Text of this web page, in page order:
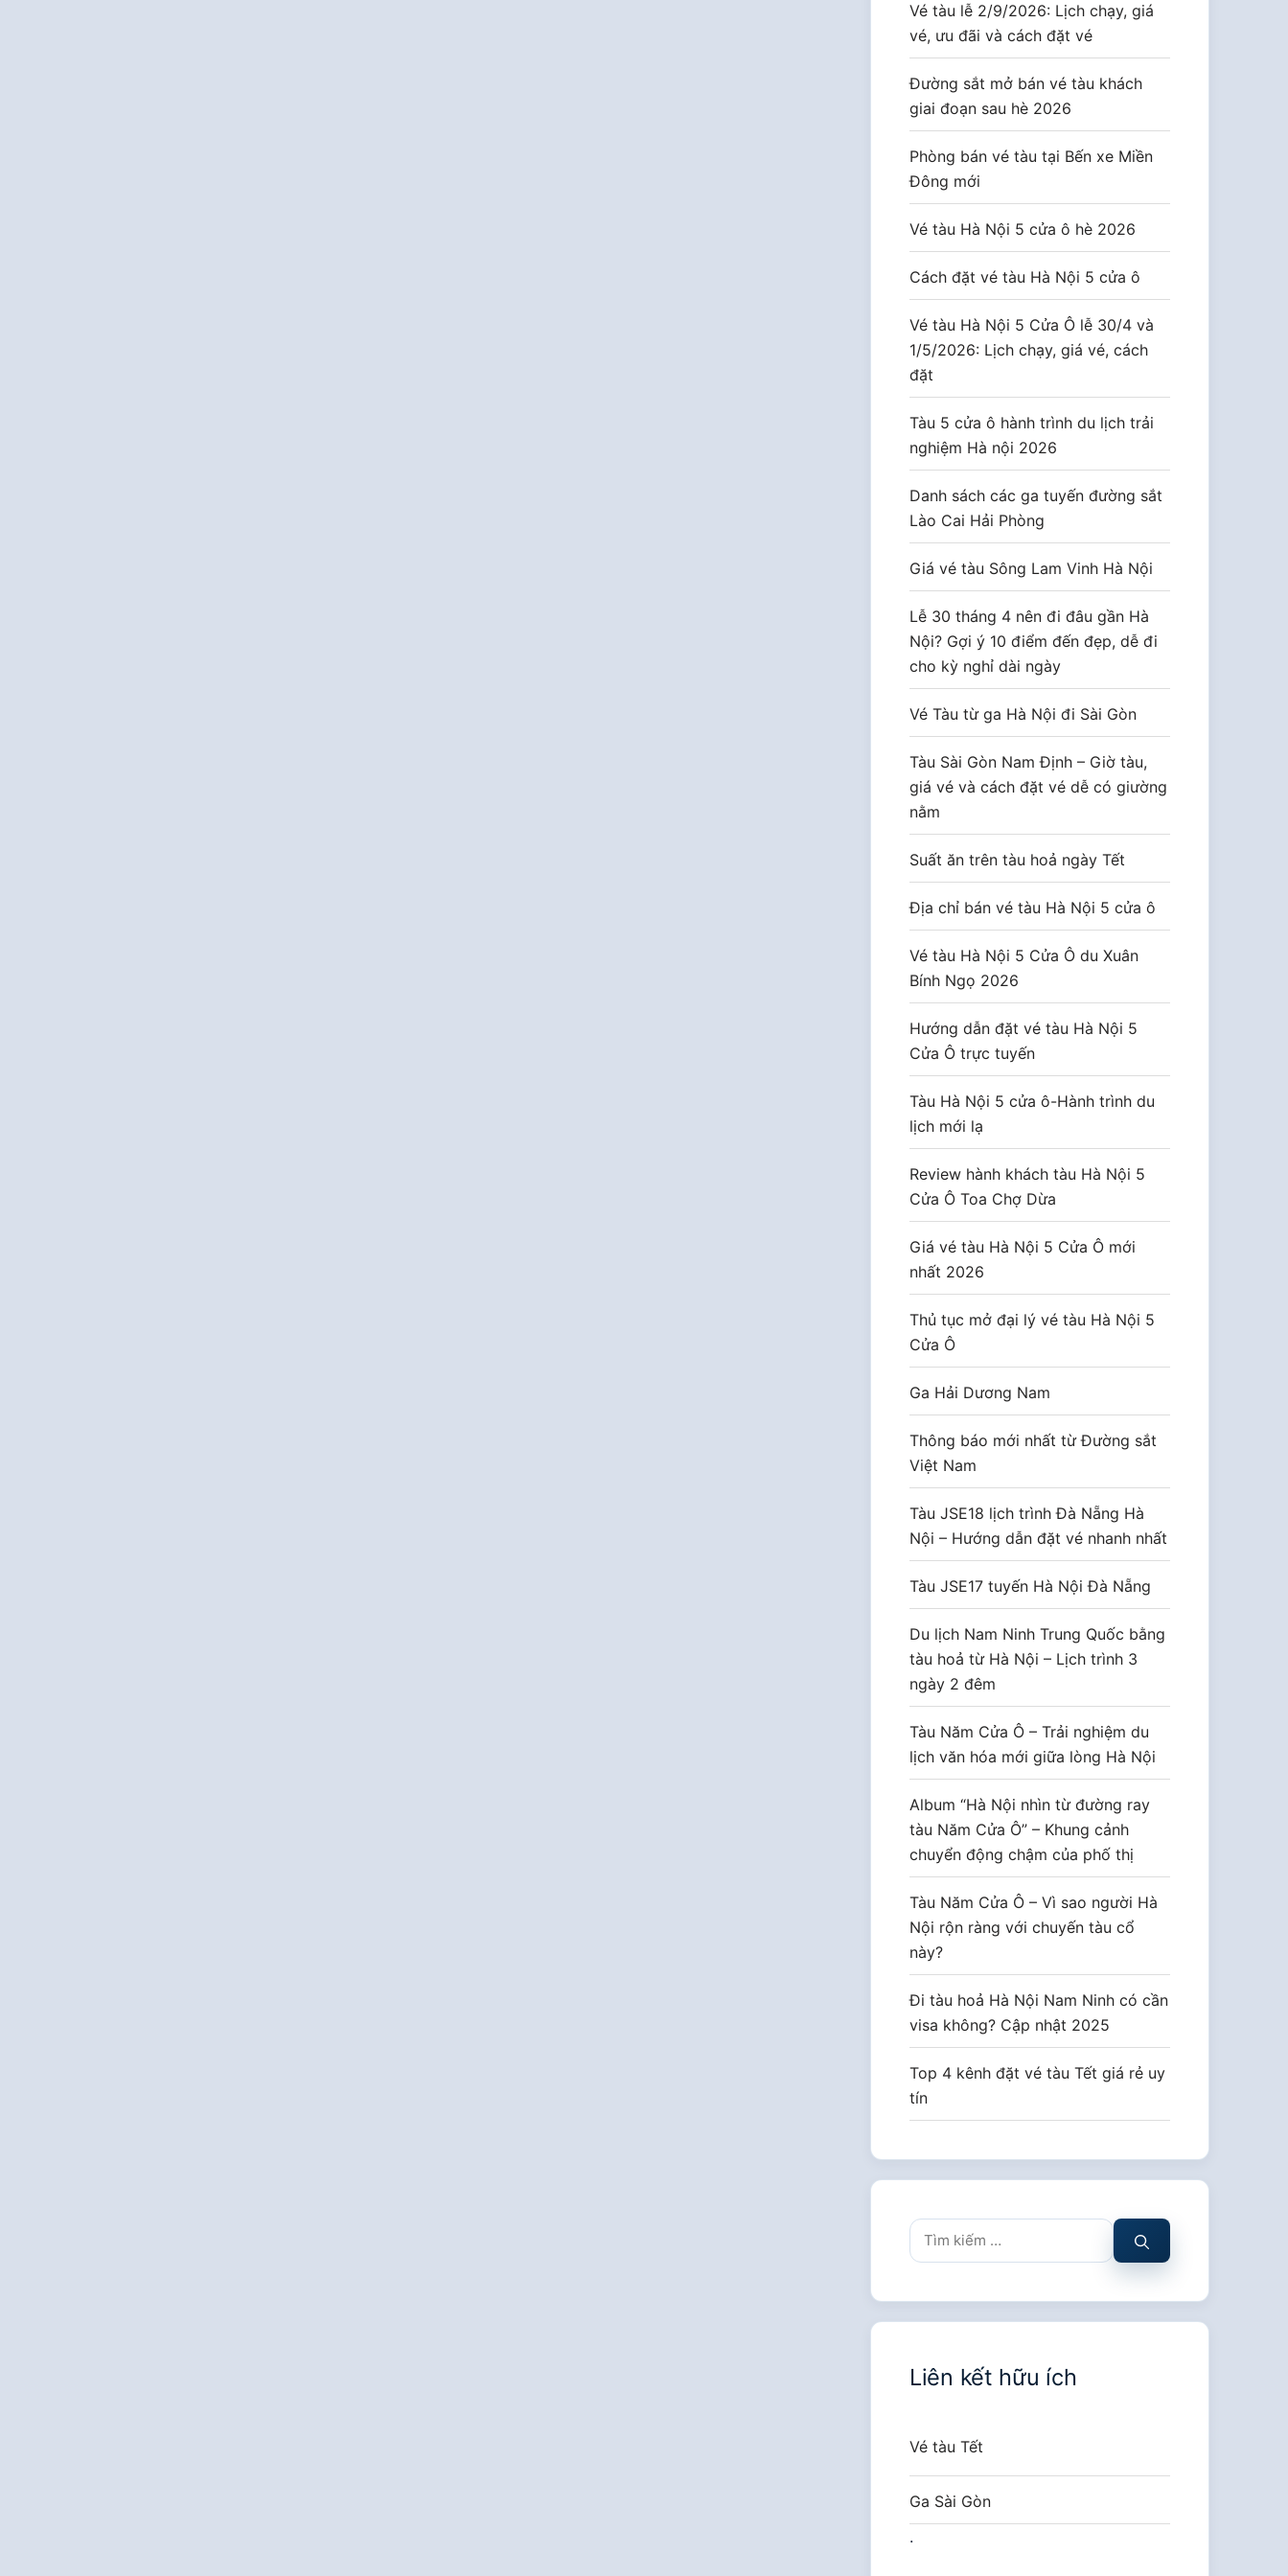
Vé tàu lễ 2/9/2026: Lịch chạy, giá
vé, ưu đãi và cách đặt vé
Đường sắt mở bán vé tàu khách
giai đoạn sau hè 2026
Phòng bán vé tàu tại Bến xe Miền
Đông mới
Vé tàu Hà Nội 5 cửa ô hè 2026
Cách đặt vé tàu Hà Nội 5 cửa ô
Vé tàu Hà Nội 5 Cửa Ô lễ 30/4 và
1/5/2026: Lịch chạy, giá vé, cách
đặt
Tàu 5 cửa ô hành trình du lịch trải
nghiệm Hà nội 2026
Danh sách các ga tuyến đường sắt
Lào Cai Hải Phòng
Giá vé tàu Sông Lam Vinh Hà Nội
Lễ 30 tháng 4 nên đi đâu gần Hà
Nội? Gợi ý 10 điểm đến đẹp, dễ đi
cho kỳ nghỉ dài ngày
Vé Tàu từ ga Hà Nội đi Sài Gòn
Tàu Sài Gòn Nam Định – Giờ tàu,
giá vé và cách đặt vé dễ có giường
nằm
Suất ăn trên tàu hoả ngày Tết
Địa chỉ bán vé tàu Hà Nội 5 cửa ô
Vé tàu Hà Nội 5 Cửa Ô du Xuân
Bính Ngọ 2026
Hướng dẫn đặt vé tàu Hà Nội 5
Cửa Ô trực tuyến
Tàu Hà Nội 5 cửa ô-Hành trình du
lịch mới lạ
Review hành khách tàu Hà Nội 5
Cửa Ô Toa Chợ Dừa
Giá vé tàu Hà Nội 5 Cửa Ô mới
nhất 2026
Thủ tục mở đại lý vé tàu Hà Nội 5
Cửa Ô
Ga Hải Dương Nam
Thông báo mới nhất từ Đường sắt
Việt Nam
Tàu JSE18 lịch trình Đà Nẵng Hà
Nội – Hướng dẫn đặt vé nhanh nhất
Tàu JSE17 tuyến Hà Nội Đà Nẵng
Du lịch Nam Ninh Trung Quốc bằng
tàu hoả từ Hà Nội – Lịch trình 3
ngày 2 đêm
Tàu Năm Cửa Ô – Trải nghiệm du
lịch văn hóa mới giữa lòng Hà Nội
Album “Hà Nội nhìn từ đường ray
tàu Năm Cửa Ô” – Khung cảnh
chuyển động chậm của phố thị
Tàu Năm Cửa Ô – Vì sao người Hà
Nội rộn ràng với chuyến tàu cổ
này?
Đi tàu hoả Hà Nội Nam Ninh có cần
visa không? Cập nhật 2025
Top 4 kênh đặt vé tàu Tết giá rẻ uy
tín
Tìm
kiếm
Liên kết hữu ích
Vé tàu Tết
Ga Sài Gòn
.